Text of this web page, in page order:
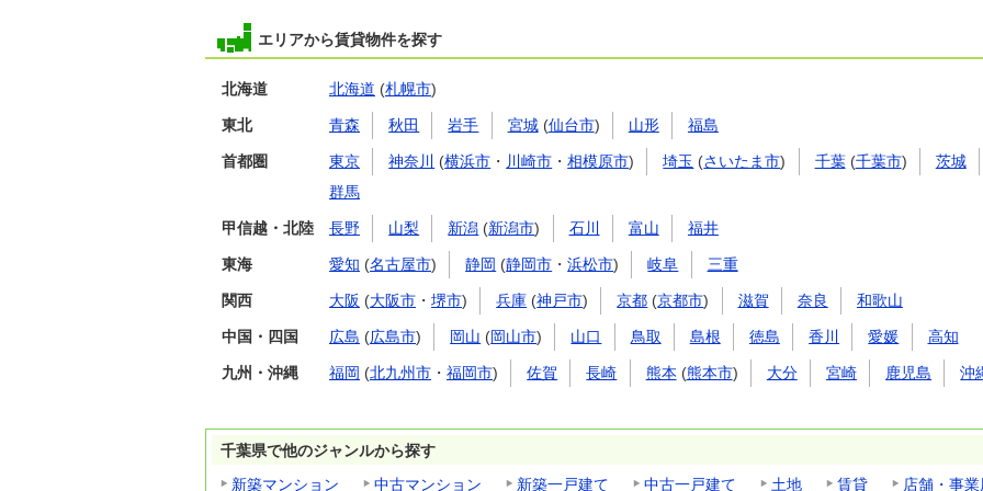
エリアから賃貸物件を探す
北海道 北海道 (札幌市)
東北 青森 秋田 岩手 宮城(仙台市) 山形 福島
首都圏 東京 神奈川 (横浜市 ・ 川崎市 ・相模原市) 埼玉 (さいたま市) 千葉(千葉市)
茨城
群馬
甲信越・北陸 長野 山梨 新潟 (新潟市) 石川 富山 福井
東海 愛知 (名古屋市) 静岡 (静岡市 ・浜松市) 岐阜 三重
関西 大阪 (大阪市 ・ 堺市) 兵庫 (神戸市) 京都 (京都市) 滋賀 奈良 和歌山
中国・四国 広島 (広島市) 岡山 (岡山市) 山口 鳥取 島根 徳島 香川 愛媛 高知
九州・沖縄 福岡 (北九州市 ・ 福岡市) 佐賀 長崎 熊本 (熊本市) 大分 宮崎 鹿児島 沖
千葉県で他のジャンルから探す
新築マンション
中古マンション 新築一戸建て 中古一戸建て 土地 賃貸 店舗・事業